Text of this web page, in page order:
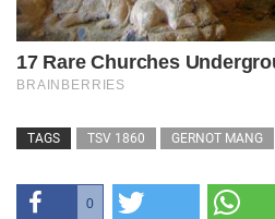
TAGS TSV 1860 GERNOT MANG
0